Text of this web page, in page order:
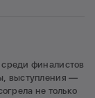
финалистов
выступления —
не только